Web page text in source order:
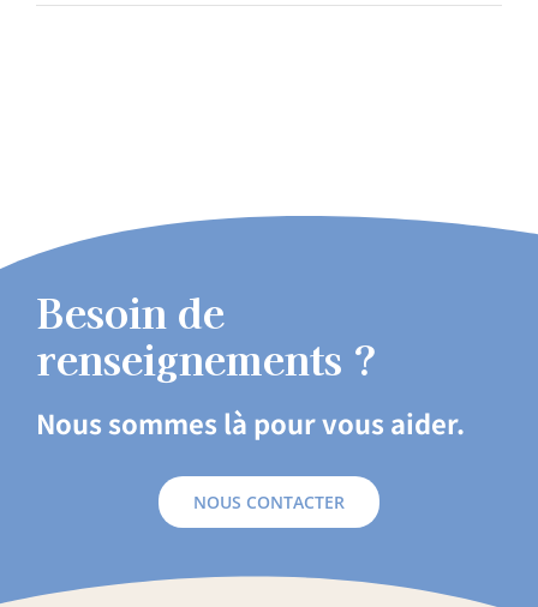
Besoin de
renseignements ?
Nous sommes là pour vous aider.
NOUS CONTACTER